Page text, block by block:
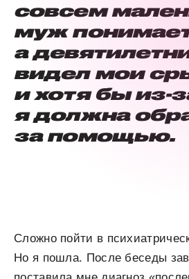
совсем
муж
а
видел мои
и хотя бы из-
я должна
за помощью.
Сложно пойти в
Но я пошла. После беседы